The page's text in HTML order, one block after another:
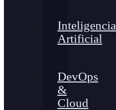
Inteligencia
Artificial
DevOps
&
Cloud